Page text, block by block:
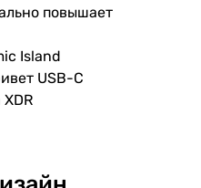
повышает
Island
USB-C